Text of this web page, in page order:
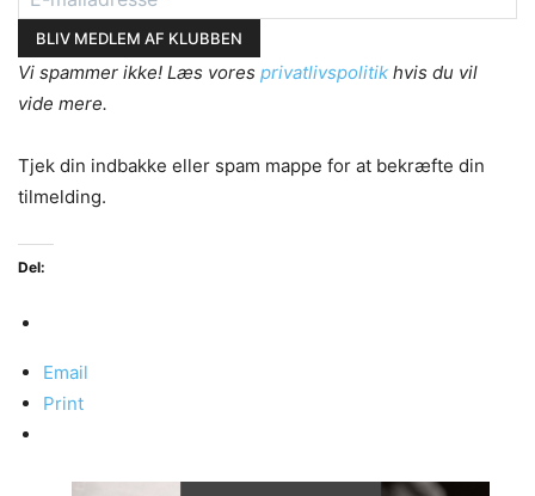
Vi spammer ikke! Læs vores privatlivspolitik hvis du vil
vide mere.
Tjek din indbakke eller spam mappe for at bekræfte din
tilmelding.
Del:
Email
Print